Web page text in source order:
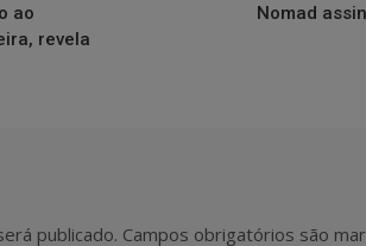
ao
revela
Nomad
publicado. Campos obrigatórios são